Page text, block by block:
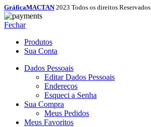
GráficaMACTAN 2023 Todos os direitos Reservados
Fechar
Produtos
Sua Conta
Dados Pessoais
Editar Dados Pessoais
Endereços
Esqueci a Senha
Sua Compra
Meus Pedidos
Meus Favoritos